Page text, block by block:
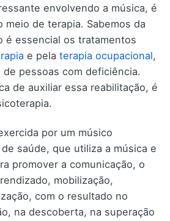
envolvendo a música, é
meio de terapia. Sabemos da
é essencial os tratamentos
e pela terapia ocupacional,
de pessoas com deficiência.
de auxiliar essa reabilitação, é
por um músico
saúde, que utiliza a música e
promover a comunicação, o
mobilização,
com o resultado no
na descoberta, na superação